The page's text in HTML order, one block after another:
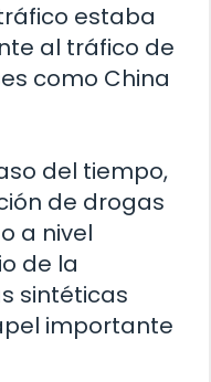
estaba
al tráfico de
como China
del tiempo,
de drogas
a nivel
de la
sintéticas
importante